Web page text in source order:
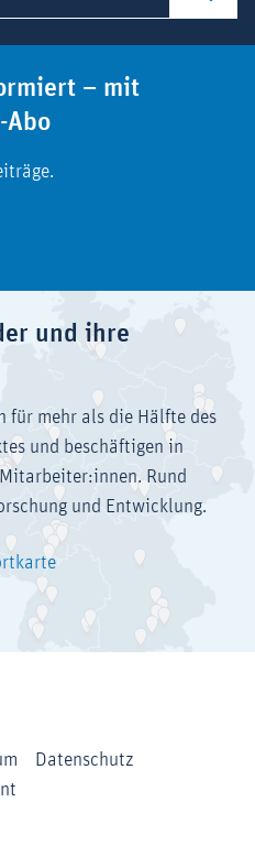
– mit
Abo
und ihre
für mehr als die Hälfte des
und beschäftigen in
Rund
und Entwicklung.
Datenschutz